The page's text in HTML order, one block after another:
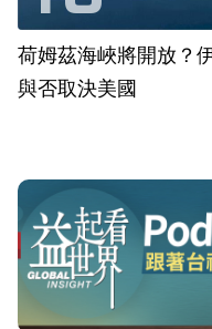
荷姆茲海峽將開放？
與否取決美國